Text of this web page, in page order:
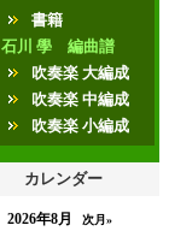
書籍
石川 學 編曲譜
吹奏楽 大編成
吹奏楽 中編成
吹奏楽 小編成
カレンダー
2026年8月 次月»